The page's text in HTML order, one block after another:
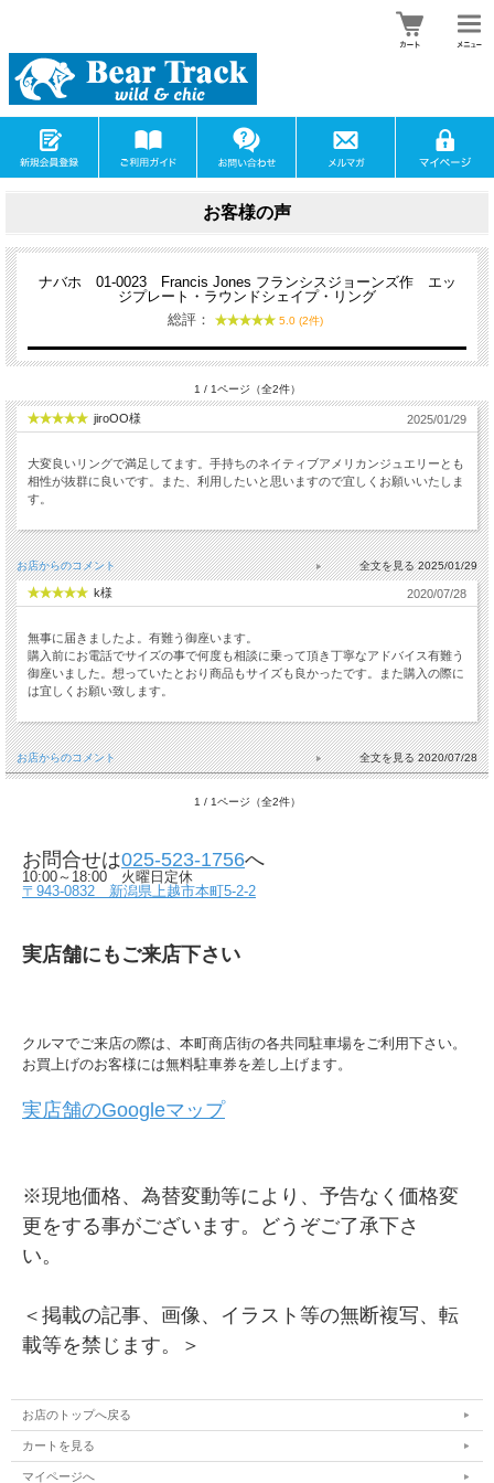
お客様の声
ナバホ 01-0023 Francis Jones フランシスジョーンズ作 エッ
ジプレート・ラウンドシェイプ・リング
総評：
5.0 (2件)
1 / 1ページ（全2件）
jiroOO様 2025/01/29
大変良いリングで満足してます。手持ちのネイティブアメリカンジュエリーとも
相性が抜群に良いです。また、利用したいと思いますので宜しくお願いいたしま
す。
お店からのコメント 2025/01/29
k様 2020/07/28
無事に届きましたよ。有難う御座います。
購入前にお電話でサイズの事で何度も相談に乗って頂き丁寧なアドバイス有難う
御座いました。想っていたとおり商品もサイズも良かったです。また購入の際に
は宜しくお願い致します。
お店からのコメント 2020/07/28
1 / 1ページ（全2件）
お問合せは025-523-1756へ
10:00～18:00 火曜日定休
〒943-0832 新潟県上越市本町5-2-2
実店舗にもご来店下さい
クルマでご来店の際は、本町商店街の各共同駐車場をご利用下さい。
お買上げのお客様には無料駐車券を差し上げます。
実店舗のGoogleマップ
※現地価格、為替変動等により、予告なく価格変
更をする事がございます。どうぞご了承下さ
い。
＜掲載の記事、画像、イラスト等の無断複写、転
載等を禁じます。＞
お店のトップへ戻る
カートを見る
マイページへ